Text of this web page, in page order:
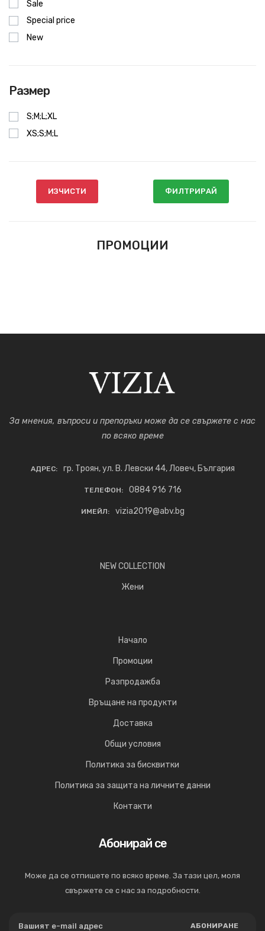
Sale
Special price
New
Размер
S;M;L;XL
XS;S;M;L
ИЗЧИСТИ ФИЛТРИРАЙ
ПРОМОЦИИ
За мнения, въпроси и препоръки може да се свържете с нас
по всяко време
АДРЕС: гр. Троян, ул. В. Левски 44, Ловеч, България
ТЕЛЕФОН: 0884 916 716
ИМЕЙЛ: vizia2019@abv.bg
NEW COLLECTION
Жени
Начало
Промоции
Разпродажба
Връщане на продукти
Доставка
Общи условия
Политика за бисквитки
Политика за защита на личните данни
Контакти
Абонирай се
Може да се отпишете по всяко време. За тази цел, моля
свържете се с нас за подробности.
АБОНИРАНЕ